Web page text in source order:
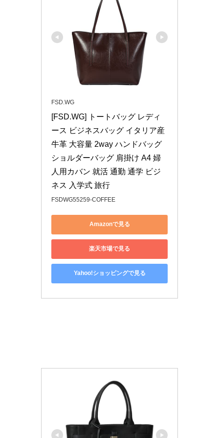
FSD.WG
[FSD.WG] トートバッグ レディ
ース ビジネスバッグ イタリア産
牛革 大容量 2way ハンドバッグ
ショルダーバッグ 肩掛け A4 婦
人用カバン 就活 通勤 通学 ビジ
ネス 入学式 旅行
FSDWG55259-COFFEE
Amazonで見る
楽天市場で見る
Yahoo!ショッピングで見る